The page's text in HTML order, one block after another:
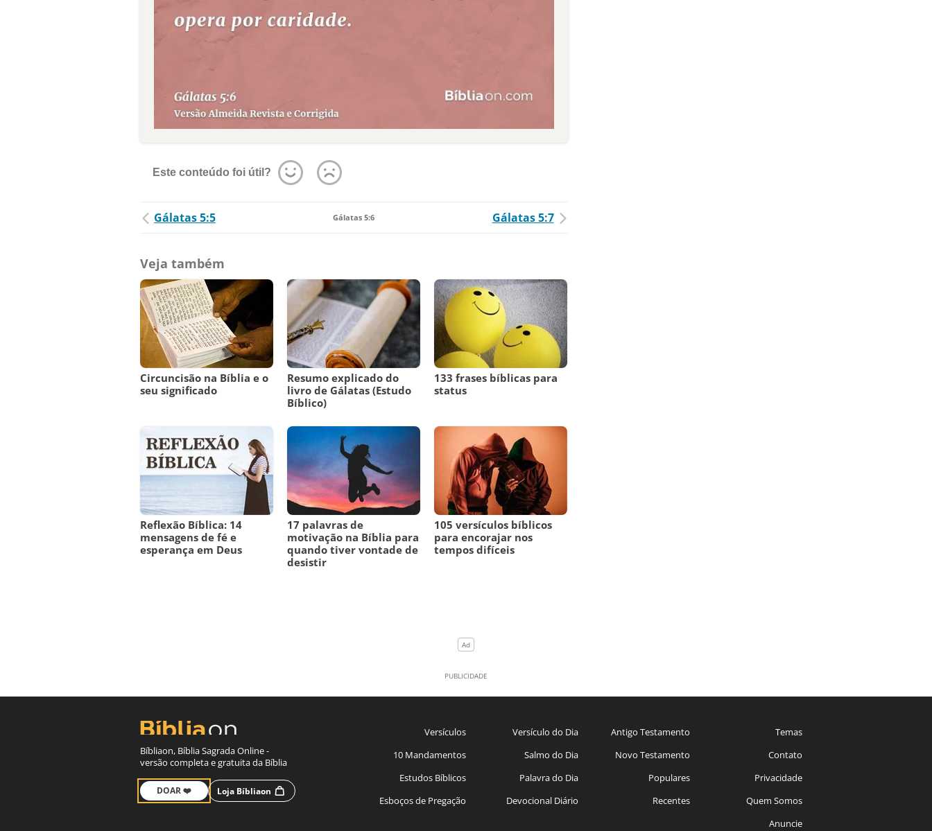
Este conteúdo foi útil?
Gálatas 5:5 Gálatas 5:6 Gálatas 5:7
Veja também
Circuncisão na Bíblia e o
seu significado
Resumo explicado do
livro de Gálatas (Estudo
Bíblico)
133 frases bíblicas para
status
Reflexão Bíblica: 14
mensagens de fé e
esperança em Deus
17 palavras de
motivação na Bíblia para
quando tiver vontade de
desistir
105 versículos bíblicos
para encorajar nos
tempos difíceis
Bíbliaon, Bíblia Sagrada Online -
versão completa e gratuita da Bíblia
DOAR ❤️ Loja Bíbliaon
Versículos
10 Mandamentos
Estudos Bíblicos
Esboços de Pregação
Versículo do Dia
Salmo do Dia
Palavra do Dia
Devocional Diário
Antigo Testamento
Novo Testamento
Populares
Recentes
Temas
Contato
Privacidade
Quem Somos
Anuncie